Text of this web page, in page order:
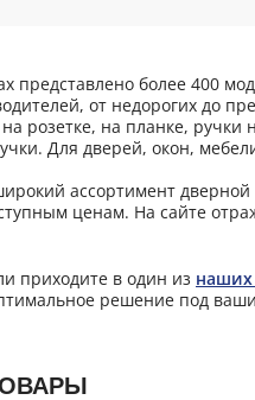
представлено более 400
от недорогих до
розетке, на планке, ручки
Для дверей, окон,
ассортимент дверной
ценам. На сайте
приходите в один из наших
решение под